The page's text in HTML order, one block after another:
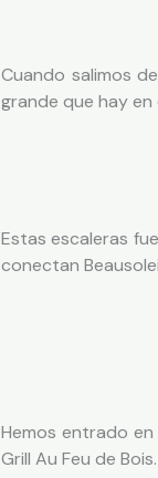
Cuando salimos
grande que hay
Estas escaleras
conectan
Hemos entrado
Grill Au Feu de Bois.